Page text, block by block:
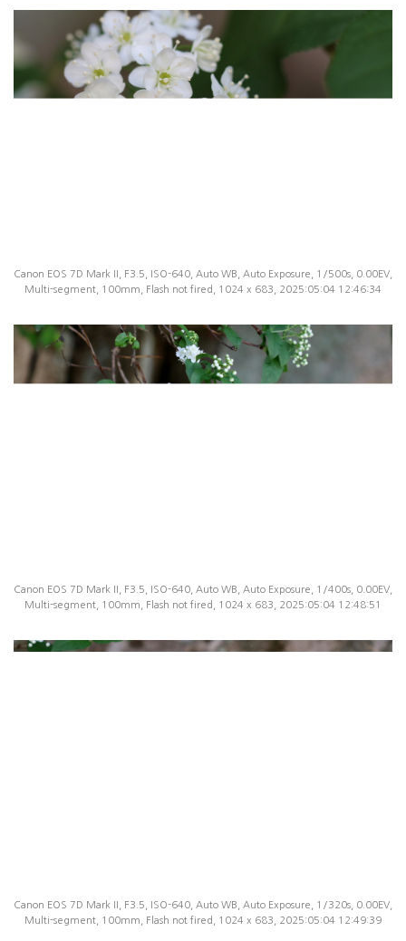
Canon EOS 7D Mark II, F3.5, ISO-640, Auto WB, Auto Exposure, 1/500s, 0.00EV,
Multi-segment, 100mm, Flash not fired, 1024 x 683, 2025:05:04 12:46:34
Canon EOS 7D Mark II, F3.5, ISO-640, Auto WB, Auto Exposure, 1/400s, 0.00EV,
Multi-segment, 100mm, Flash not fired, 1024 x 683, 2025:05:04 12:48:51
Canon EOS 7D Mark II, F3.5, ISO-640, Auto WB, Auto Exposure, 1/320s, 0.00EV,
Multi-segment, 100mm, Flash not fired, 1024 x 683, 2025:05:04 12:49:39